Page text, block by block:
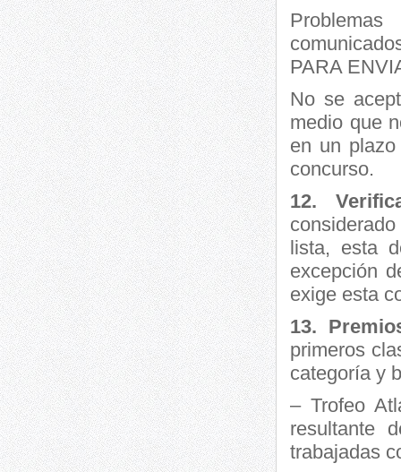
PARA
No se
medio que
en un
concurso.
12.
lista, esta
excepción
exige esta
13.
primeros
categoría y
– Trofeo
resultante
trabajadas